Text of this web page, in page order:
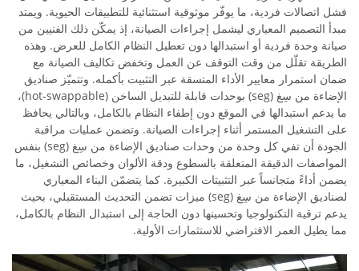
فشل اتصالات فردية، ما يوفّر موثوقية استثنائية للتطبيقات الحيوية. ويمتد
مبدأ التصميم المعياري ليشمل إجراءات الصيانة، إذ يمكّن ذلك الفنيين من
صيانة وحدة فردية أو استبدالها دون تعطيل النظام الكامل للعرض. وهذه
الطريقة تقلّل من وقت التوقف عن العمل وتخفض تكاليف الصيانة مع
ضمان استمرار معايير الأداء المتسقة عبر التثبيت بأكمله. وتتميّز صناديق
الإضاءة من سِغ (seg) بوحدات قابلة للتبديل الساخن (hot-swappable)،
ما يدعم استبدالها في الموقع دون إطفاء النظام بالكامل، وبالتالي يحافظ
على التشغيل المستمر أثناء إجراءات الصيانة. وتضمن عمليات مراقبة
الجودة أن تفي كل وحدة من وحدات صناديق الإضاءة من سِغ (seg) بنفس
المواصفات الدقيقة المتعلقة بالسطوع ودقة الألوان وخصائص التشغيل، ما
يضمن أداءً متجانساً عبر التثبيتات الكبيرة. كما يتضمّن البناء المعياري
لصناديق الإضاءة من سِغ (seg) ميزات تضمن التحديث المستقبلي، بحيث
يدعم ترقية التكنولوجيا وتحسينها دون الحاجة إلى استبدال النظام بالكامل،
مما يطيل العمر الافتراضي للاستثمارات الأولية.